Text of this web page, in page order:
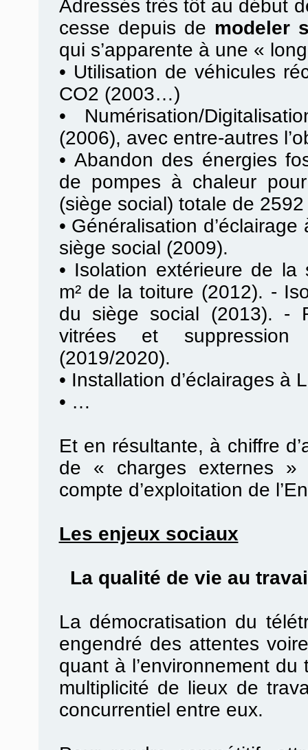
Adressés très tôt au début
cesse depuis de modeler
qui s’apparente à une «
• Utilisation de véhicules
CO2 (2003…)
• Numérisation/
(2006), avec entre-autres
• Abandon des énergies
de pompes à chaleur
(siège social) totale de 2592
• Généralisation
siège social (2009).
• Isolation extérieure de la
m² de la toiture (2012). -
du siège social (2013). -
vitrées et
(2019/2020).
• Installation d’éclairages à
• …
Et en résultante, à chiffre
de « charges externes
compte d’exploitation de
Les enjeux sociaux
La qualité de vie au
La démocratisation du
engendré des attentes
quant à l’environnement
multiplicité de lieux de
concurrentiel entre eux.